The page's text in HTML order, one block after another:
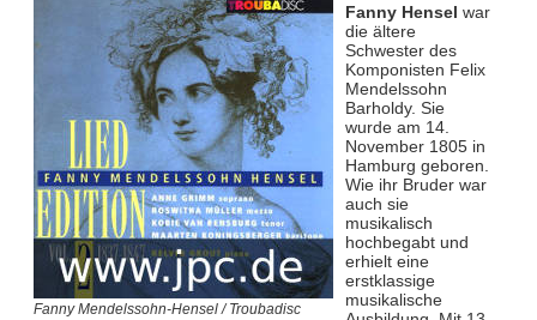
Fanny Mendelssohn-Hensel / Troubadisc
Fanny Hensel war
die ältere
Schwester des
Komponisten Felix
Mendelssohn
Barholdy. Sie
wurde am 14.
November 1805 in
Hamburg geboren.
Wie ihr Bruder war
auch sie
musikalisch
hochbegabt und
erhielt eine
erstklassige
musikalische